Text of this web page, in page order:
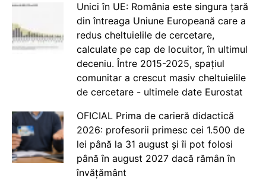
Unici în UE: România este singura țară
din întreaga Uniune Europeană care a
redus cheltuielile de cercetare,
calculate pe cap de locuitor, în ultimul
deceniu. Între 2015-2025, spațiul
comunitar a crescut masiv cheltuielile
de cercetare - ultimele date Eurostat
OFICIAL Prima de carieră didactică
2026: profesorii primesc cei 1.500 de
lei până la 31 august și îi pot folosi
până în august 2027 dacă rămân în
învățământ